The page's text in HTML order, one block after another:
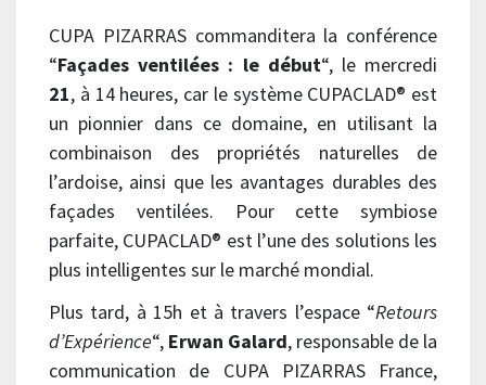
CUPA PIZARRAS commanditera la conférence
“Façades ventilées : le début“, le mercredi
21, à 14 heures, car le système CUPACLAD® est
un pionnier dans ce domaine, en utilisant la
combinaison des propriétés naturelles de
l’ardoise, ainsi que les avantages durables des
façades ventilées. Pour cette symbiose
parfaite, CUPACLAD® est l’une des solutions les
plus intelligentes sur le marché mondial.
Plus tard, à 15h et à travers l’espace “Retours
d’Expérience“, Erwan Galard, responsable de la
communication de CUPA PIZARRAS France,